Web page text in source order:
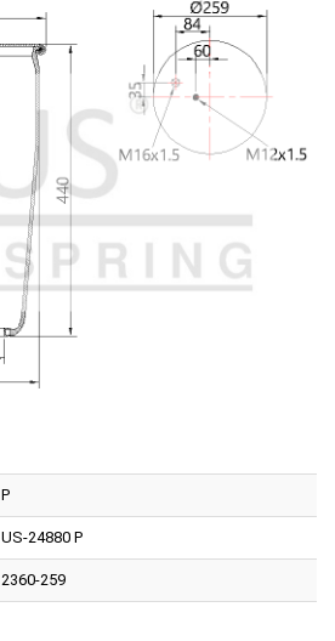
P
US-24880 P
2360-259